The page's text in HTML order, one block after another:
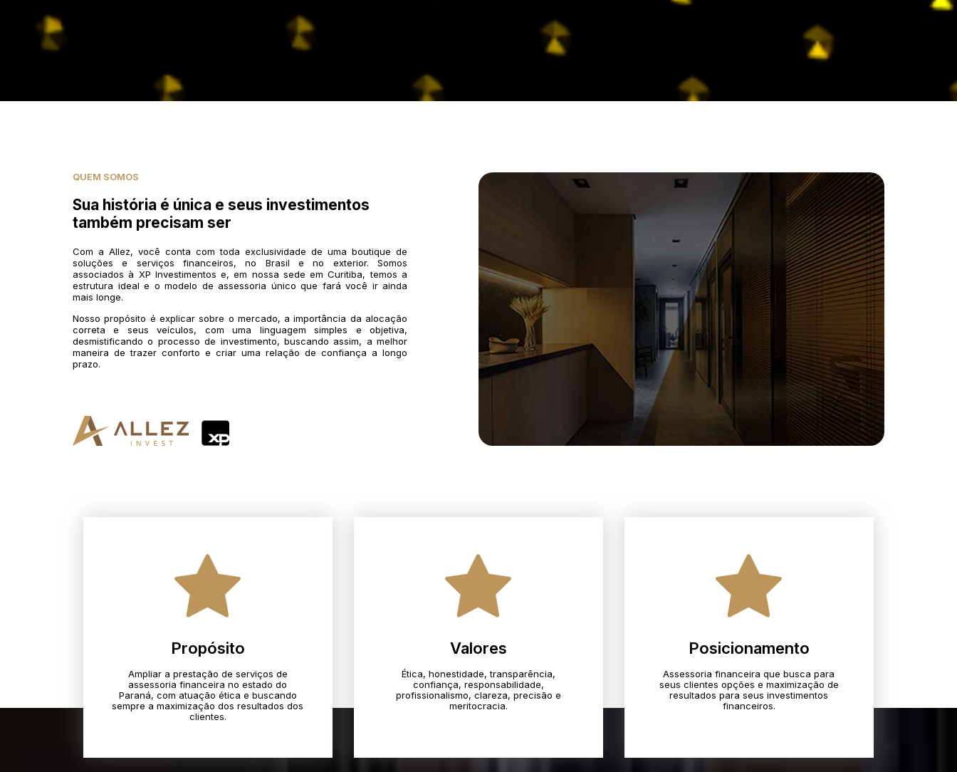
QUEM SOMOS
Sua história é única e seus investimentos
também precisam ser
Com a Allez, você conta com toda exclusividade de uma boutique de
soluções e serviços financeiros, no Brasil e no exterior. Somos
associados à XP Investimentos e, em nossa sede em Curitiba, temos a
estrutura ideal e o modelo de assessoria único que fará você ir ainda
mais longe.
Nosso propósito é explicar sobre o mercado, a importância da alocação
correta e seus veículos, com uma linguagem simples e objetiva,
desmistificando o processo de investimento, buscando assim, a melhor
maneira de trazer conforto e criar uma relação de confiança a longo
prazo.
Propósito
Ampliar a prestação de serviços de
assessoria financeira no estado do
Paraná, com atuação ética e buscando
sempre a maximização dos resultados dos
clientes.
Valores
Ética, honestidade, transparência,
confiança, responsabilidade,
profissionalismo, clareza, precisão e
meritocracia.​
Posicionamento
Assessoria financeira que busca para
seus clientes opções e maximização de
resultados para seus investimentos
financeiros.